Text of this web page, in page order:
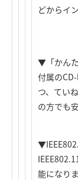
どからイ
▼「かん
付属の
つ、てい
の方でも
能になり